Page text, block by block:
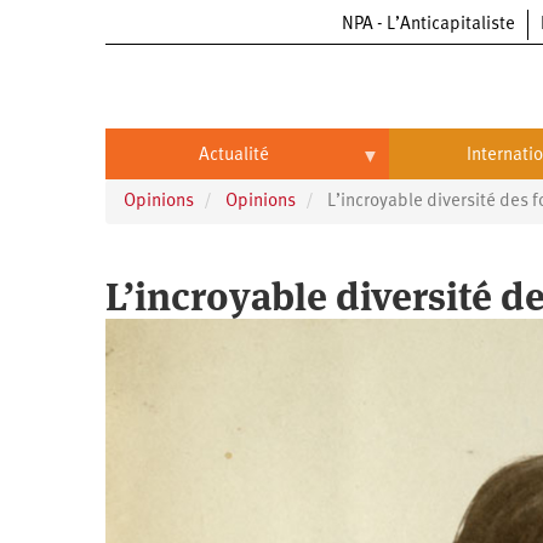
NPA - L’Anticapitaliste
Actualité
Actualité
Entreprises
Aéronautique
Antiracisme
International
Chine
Continents
Afrique
Opinions Opinions L’incroyable diversité des
L’incroyable diversité